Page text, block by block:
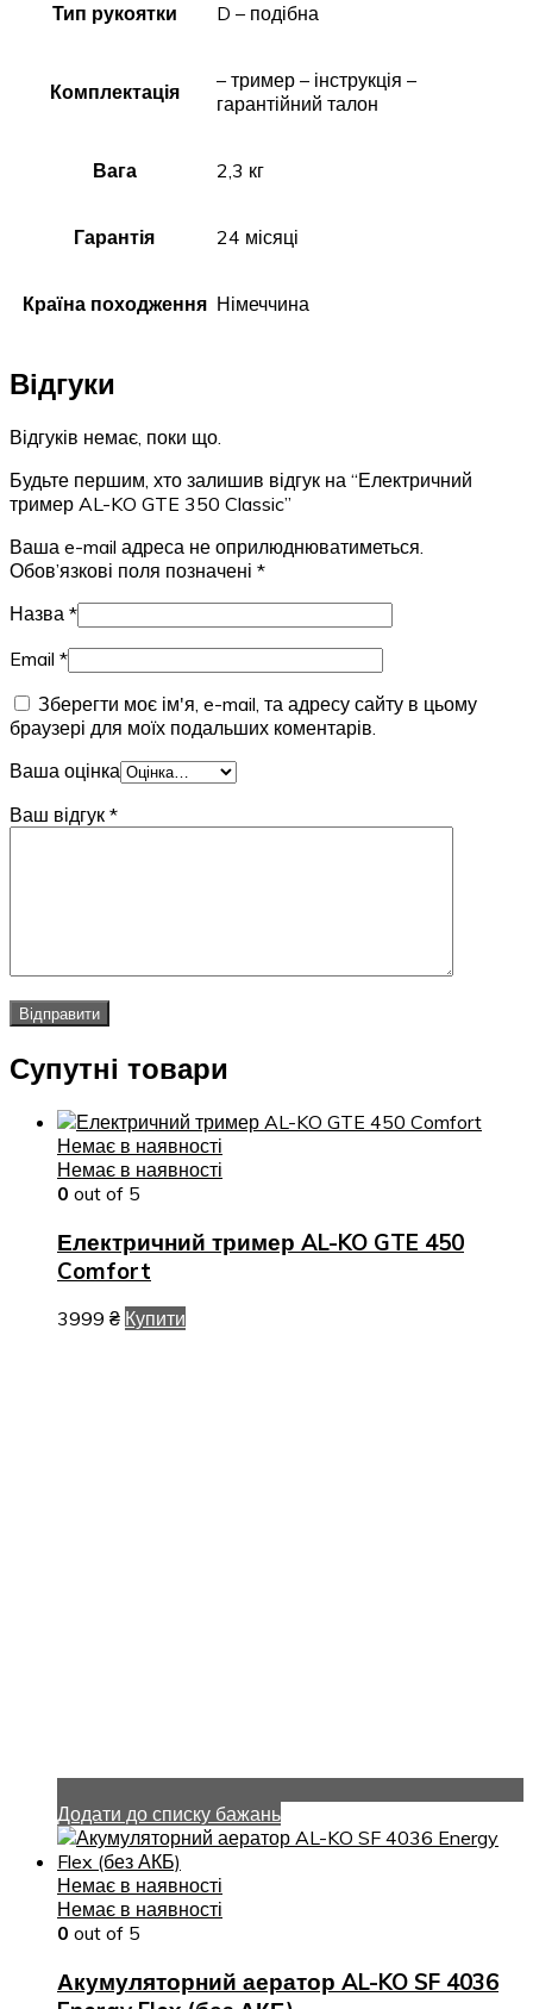
Тип рукоятки D – подібна
Комплектація
– тример – інструкція –
гарантійний талон
Вага 2,3 кг
Гарантія 24 місяці
Країна походження Німеччина
Відгуки
Відгуків немає, поки що.
Будьте першим, хто залишив відгук на “Електричний
тример AL-KO GTE 350 Classic”
Ваша e-mail адреса не оприлюднюватиметься.
Обов’язкові поля позначені *
Назва *
Email *
Зберегти моє ім'я, e-mail, та адресу сайту в цьому
браузері для моїх подальших коментарів.
Ваша оцінка
Ваш відгук *
Супутні товари
Немає в наявності
Немає в наявності
0 out of 5
Електричний тример AL-KO GTE 450
Comfort
3999 ₴ Купити
Додати до списку бажань
Немає в наявності
Немає в наявності
0 out of 5
Акумуляторний аератор AL-KO SF 4036